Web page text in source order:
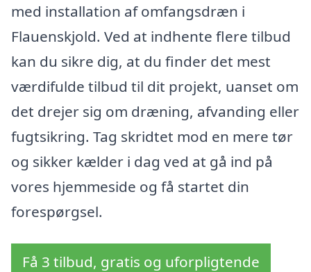
med installation af omfangsdræn i
Flauenskjold. Ved at indhente flere tilbud
kan du sikre dig, at du finder det mest
værdifulde tilbud til dit projekt, uanset om
det drejer sig om dræning, afvanding eller
fugtsikring. Tag skridtet mod en mere tør
og sikker kælder i dag ved at gå ind på
vores hjemmeside og få startet din
forespørgsel.
Få 3 tilbud, gratis og uforpligtende